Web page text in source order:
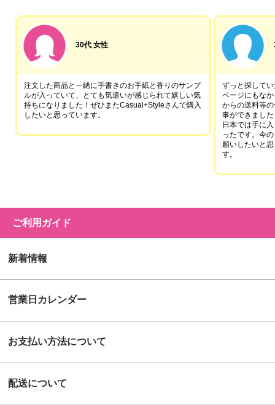
30代 女性
注文した商品と一緒に手書きのお手紙と香りのサンプ
ルが入っていて、とても気遣いが感じられて嬉しい気
持ちになりました！ぜひまたCasual+Styleさんで購入
したいと思っています。
ずっと探して
ページにもな
からの送料等
事ができました
日本では手に
ったです。今
願いしたいと
す。
ご利用ガイド
新着情報
営業日カレンダー
お支払い方法について
配送について